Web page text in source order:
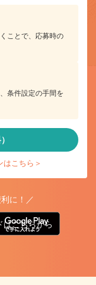
ことで、応募時の
条件設定の手間を
はこちら＞
に！／
はこちらから